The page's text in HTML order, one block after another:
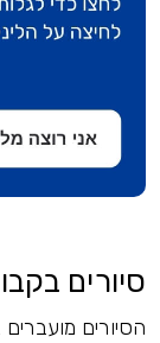
סיורים
הסיורים